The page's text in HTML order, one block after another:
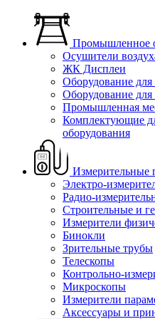
Промышленное
Осушители
ЖК Дисплеи
Оборудование
Оборудование для
Промышленная
Комплектующие
оборудования
Измерительные
Электро-
Радио-
Строительные и
Измерители
Бинокли
Зрительные трубы
Телескопы
Контрольно-
Микроскопы
Измерители
Аксессуары и